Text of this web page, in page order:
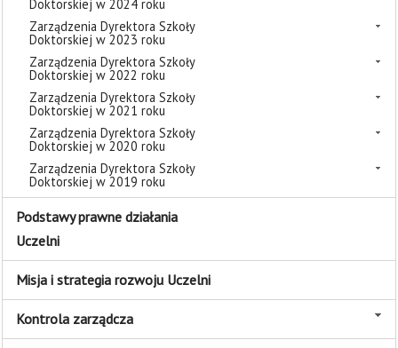
Doktorskiej w 2024 roku
Zarządzenia Dyrektora Szkoły
Doktorskiej w 2023 roku
Zarządzenia Dyrektora Szkoły
Doktorskiej w 2022 roku
Zarządzenia Dyrektora Szkoły
Doktorskiej w 2021 roku
Zarządzenia Dyrektora Szkoły
Doktorskiej w 2020 roku
Zarządzenia Dyrektora Szkoły
Doktorskiej w 2019 roku
Podstawy prawne działania
Uczelni
Misja i strategia rozwoju Uczelni
Kontrola zarządcza